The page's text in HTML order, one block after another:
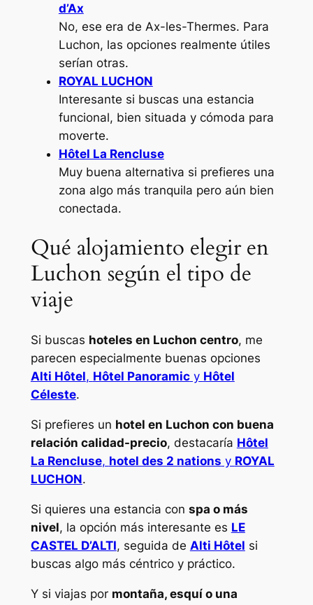
d’Ax
No, ese era de Ax-les-Thermes. Para
Luchon, las opciones realmente útiles
serían otras.
ROYAL LUCHON
Interesante si buscas una estancia
funcional, bien situada y cómoda para
moverte.
Hôtel La Rencluse
Muy buena alternativa si prefieres una
zona algo más tranquila pero aún bien
conectada.
Qué alojamiento elegir en
Luchon según el tipo de
viaje
Si buscas hoteles en Luchon centro, me
parecen especialmente buenas opciones
Alti Hôtel, Hôtel Panoramicy Hôtel
Céleste.
Si prefieres un hotel en Luchon con buena
relación calidad-precio, destacaría Hôtel
La Rencluse, hotel des 2 nations y ROYAL
LUCHON.
Si quieres una estancia con spa o más
nivel, la opción más interesante es LE
CASTEL D’ALTI, seguida de Alti Hôtel si
buscas algo más céntrico y práctico.
Y si viajas por montaña, esquí o una